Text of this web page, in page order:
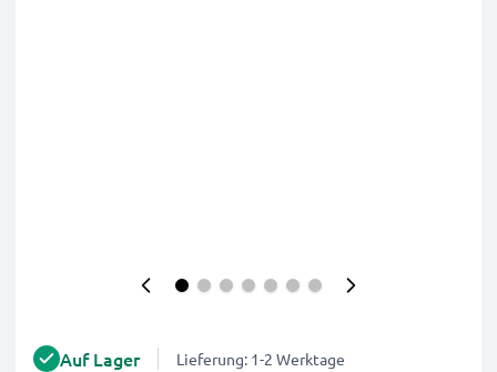
Auf Lager Lieferung: 1-2 Werktage